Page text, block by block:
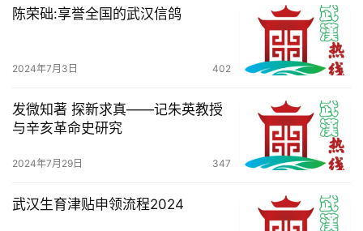
导
陈荣础:享誉全国的武汉信鸽
2024年7月3日 402
发微知著 探新求真——记朱英教授
与辛亥革命史研究
2024年7月29日 347
武汉生育津贴申领流程2024